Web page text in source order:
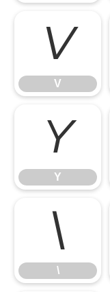
V
V
Y
Y
\
\